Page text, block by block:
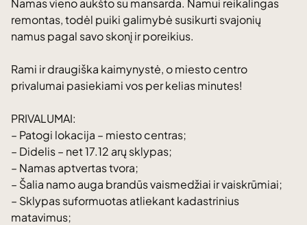
Namas vieno aukšto su mansarda. Namui reikalingas
remontas, todėl puiki galimybė susikurti svajonių
namus pagal savo skonį ir poreikius.
Rami ir draugiška kaimynystė, o miesto centro
privalumai pasiekiami vos per kelias minutes!
PRIVALUMAI:
– Patogi lokacija – miesto centras;
– Didelis – net 17.12 arų sklypas;
– Namas aptvertas tvora;
– Šalia namo auga brandūs vaismedžiai ir vaiskrūmiai;
– Sklypas suformuotas atliekant kadastrinius
matavimus;